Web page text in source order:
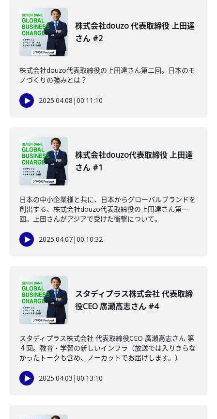
株式会社douzo 代表取締役 上田達
さん #2
株式会社douzo代表取締役の上田達さん第二回。日本のモ
ノづくりの強みとは？
2025.04.08 |00:11:10
株式会社douzo代表取締役 上田達
さん #1
日本の中小企業様と共に、日本からグローバルブランドを
創出する、株式会社douzo代表取締役の上田達さん第一
回。上田さんがアジアで受けた衝撃について。
2025.04.07|00:10:32
スタディプラス株式会社 代表取締
役CEO 廣瀬高志さん #4
スタディプラス株式会社 代表取締役CEO 廣瀬高志さん 第
４回。教育・学習の新しいインフラ（放送では入りきらな
かったトークも含め、ノーカットでお届けします。）
2025.04.03 |00:13:10